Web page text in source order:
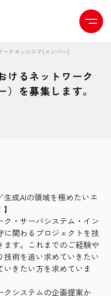
ークエンジニア(メンバー)
けるネットワーク
を募集します。
生成AIの領域を極めたいエ
・サーバシステム・イン
に関わるプロジェクトを技
す。これまでのご経験や
術を追い求めていきたい
きたい方を求めていま
システムの企画提案か